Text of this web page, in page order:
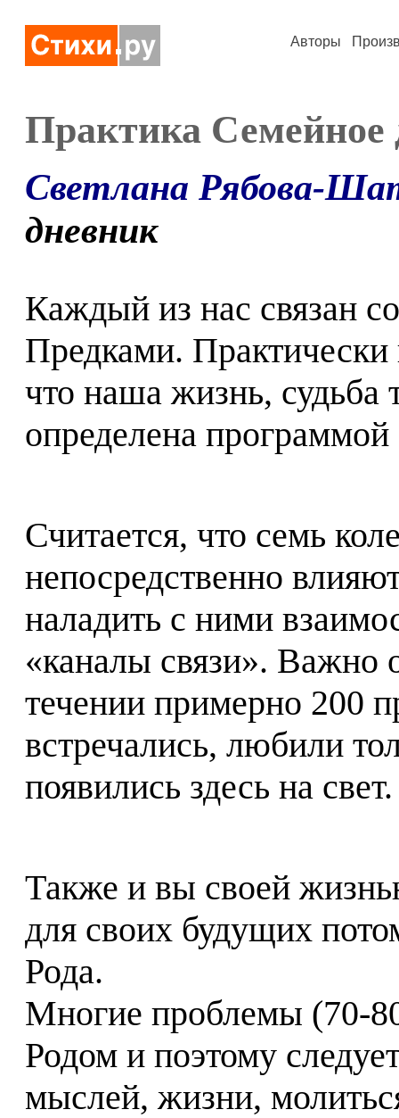
Авторы
Практика Семейное
Светлана Рябова-
дневник
Каждый из нас связан
Предками.
что наша жизнь,
определена программой
Считается, что семь
непосредственно
наладить с ними
«каналы связи». Важно
течении примерно 200
встречались, любили
появились здесь на свет.
Также и вы своей
для своих будущих
Рода.
Многие проблемы (70-
Родом и поэтому
мыслей, жизни,